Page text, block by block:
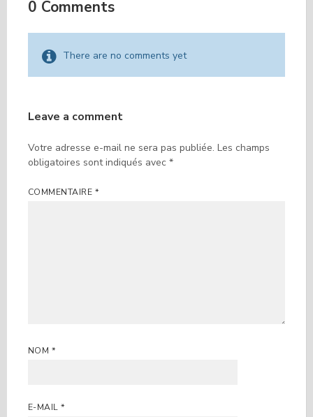
0 Comments
There are no comments yet
Leave a comment
Votre adresse e-mail ne sera pas publiée. Les champs
obligatoires sont indiqués avec *
COMMENTAIRE *
NOM *
E-MAIL*